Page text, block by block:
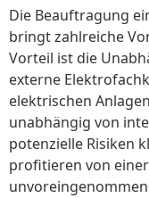
Die Beauftragung
bringt zahlreiche
Vorteil ist die
externe
elektrischen
unabhängig von
potenzielle Risiken
profitieren von